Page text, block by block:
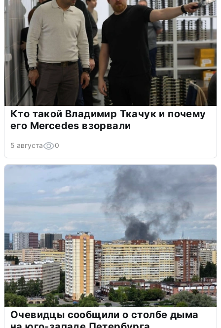
Кто такой Владимир Ткачук и почему
его Mercedes взорвали
5 августа 0
Очевидцы сообщили о столбе дыма